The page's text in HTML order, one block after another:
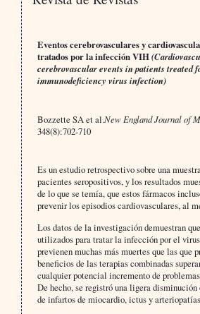
Eventos cerebrovasculares y
tratados por la infección VIH
cerebrovascular events in patients treated
immunodeficiency virus infection)
Bozzette SA et al.New England Journal of
348(8):702-710
Es un estudio retrospectivo sobre una
pacientes seropositivos, y los resultados
de lo que se temía, que estos fármacos
prevenir los episodios cardiovasculares, al
Los datos de la investigación demuestran
utilizados para tratar la infección por el
previenen muchas más muertes que las que
beneficios de las terapias combinadas
cualquier potencial incremento de
De hecho, se registró una ligera
de infartos de miocardio, ictus y